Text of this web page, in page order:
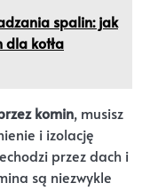
spalin: jak
dla kotła
komin, musisz
i izolację
przez dach i
są niezwykle